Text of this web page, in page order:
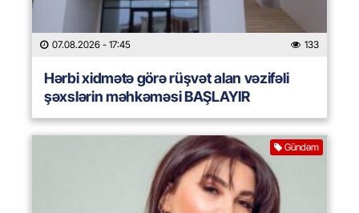
07.08.2026 - 17:45 133
Hərbi xidmətə görə rüşvət alan vəzifəli
şəxslərin məhkəməsi BAŞLAYIR
Gündəm